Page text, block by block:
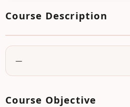
Course Description
—
Course Objective